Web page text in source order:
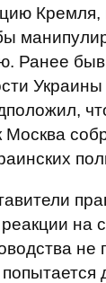
Кремля,
Ранее
Москва
на
не